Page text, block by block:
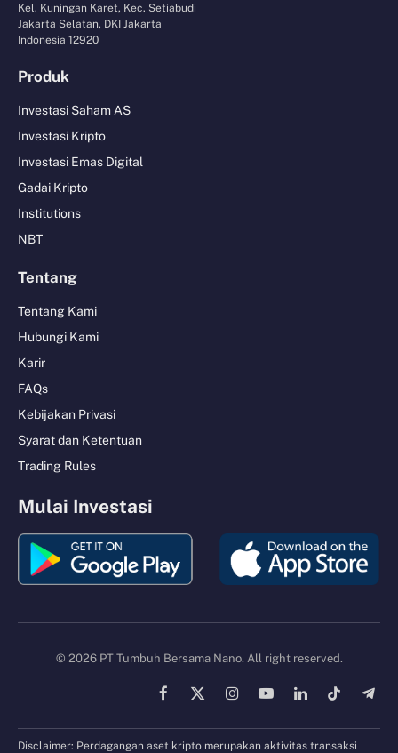
Kel. Kuningan Karet, Kec. Setiabudi
Jakarta Selatan, DKI Jakarta
Indonesia 12920
Produk
Investasi Saham AS
Investasi Kripto
Investasi Emas Digital
Gadai Kripto
Institutions
NBT
Tentang
Tentang Kami
Hubungi Kami
Karir
FAQs
Kebijakan Privasi
Syarat dan Ketentuan
Trading Rules
Mulai Investasi
© 2026 PT Tumbuh Bersama Nano. All right reserved.
Facebook
X
InstagramYouTubeLinkedInTikTok
Disclaimer: Perdagangan aset kripto merupakan aktivitas transaksi